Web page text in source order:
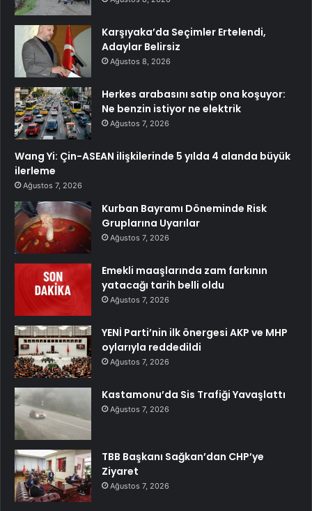
Karşıyaka’da Seçimler Ertelendi,
Adaylar Belirsiz
Ağustos 8, 2026
Herkes arabasını satıp ona koşuyor:
Ne benzin istiyor ne elektrik
Ağustos 7, 2026
Wang Yi: Çin-ASEAN ilişkilerinde 5 yılda 4 alanda büyük
ilerleme
Ağustos 7, 2026
Kurban Bayramı Döneminde Risk
Gruplarına Uyarılar
Ağustos 7, 2026
Emekli maaşlarında zam farkının
yatacağı tarih belli oldu
Ağustos 7, 2026
YENİ Parti’nin ilk önergesi AKP ve MHP
oylarıyla reddedildi
Ağustos 7, 2026
Kastamonu’da Sis Trafiği Yavaşlattı
Ağustos 7, 2026
TBB Başkanı Sağkan’dan CHP’ye
Ziyaret
Ağustos 7, 2026